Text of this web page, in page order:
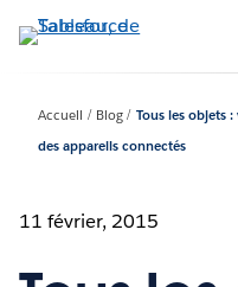
Aller
au
Accueil Blog
Tous les objets
des appareils connectés
11 février, 2015